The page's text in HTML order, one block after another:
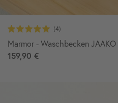
Marmor - Waschbecken
159,90 €